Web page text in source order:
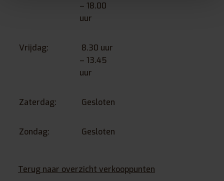
– 18.00
uur
Vrijdag:
8.30 uur
– 13.45
uur
Zaterdag: Gesloten
Zondag: Gesloten
Terug naar overzicht verkooppunten